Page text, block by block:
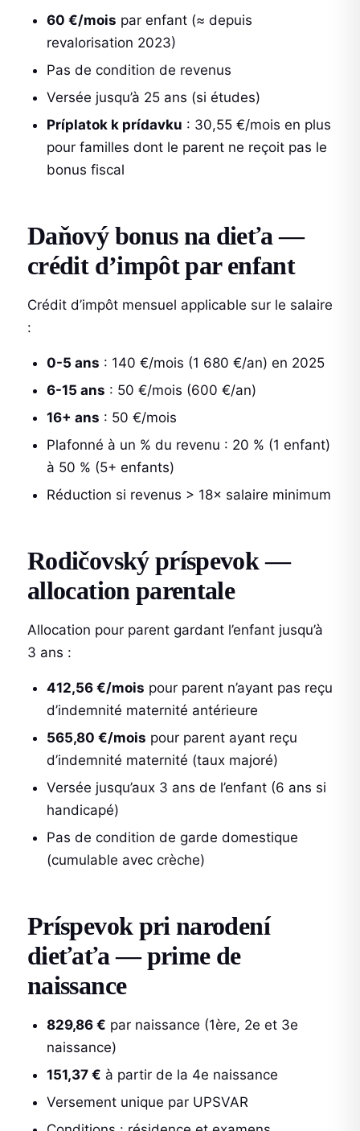
60 €/mois par enfant (≈ depuis
revalorisation 2023)
Pas de condition de revenus
Versée jusqu’à 25 ans (si études)
Príplatok k prídavku : 30,55 €/mois en plus
pour familles dont le parent ne reçoit pas le
bonus fiscal
Daňový bonus na dieťa —
crédit d’impôt par enfant
Crédit d’impôt mensuel applicable sur le salaire
:
0-5 ans : 140 €/mois (1 680 €/an) en 2025
6-15 ans : 50 €/mois (600 €/an)
16+ ans : 50 €/mois
Plafonné à un % du revenu : 20 % (1 enfant)
à 50 % (5+ enfants)
Réduction si revenus > 18× salaire minimum
Rodičovský príspevok —
allocation parentale
Allocation pour parent gardant l’enfant jusqu’à
3 ans :
412,56 €/mois pour parent n’ayant pas reçu
d’indemnité maternité antérieure
565,80 €/mois pour parent ayant reçu
d’indemnité maternité (taux majoré)
Versée jusqu’aux 3 ans de l’enfant (6 ans si
handicapé)
Pas de condition de garde domestique
(cumulable avec crèche)
Príspevok pri narodení
dieťaťa — prime de
naissance
829,86 € par naissance (1ère, 2e et 3e
naissance)
151,37 € à partir de la 4e naissance
Versement unique par UPSVAR